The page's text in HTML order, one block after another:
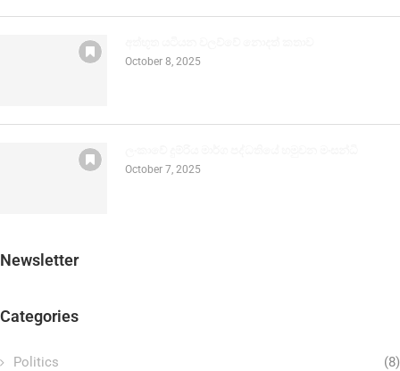
October 8, 2025
October 7, 2025
Newsletter
Categories
Politics (8)